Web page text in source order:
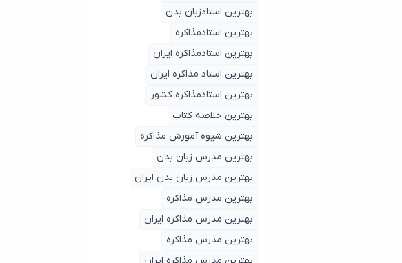
بهترین استادزبان بدن
بهترین استادمذاکره
بهترین استادمذاکره ایران
بهترین استاد مذاکره ایران
بهترین استادمذاکره کشور
بهترین خلاصه کتاب
بهترین شیوه آمورش مذاکره
بهترین مدرس زبان بدن
بهترین مدرس زبان بدن ایران
بهترین مدرس مذاکره
بهترین مدرس مذاکره ایران
بهترین مذرس مذاکره